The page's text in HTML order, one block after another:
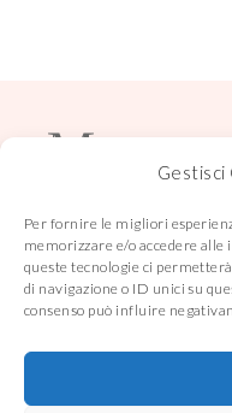
Gestisci
Per fornire le migliori
memorizzare e/o accedere
queste tecnologie ci
di navigazione o ID unici su
consenso può influire
© COPYRIGHT MAMMA E